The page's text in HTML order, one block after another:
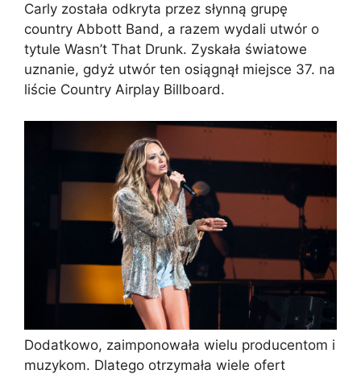
Carly została odkryta przez słynną grupę
country Abbott Band, a razem wydali utwór o
tytule Wasn’t That Drunk. Zyskała światowe
uznanie, gdyż utwór ten osiągnął miejsce 37. na
liście Country Airplay Billboard.
Dodatkowo, zaimponowała wielu producentom i
muzykom. Dlatego otrzymała wiele ofert